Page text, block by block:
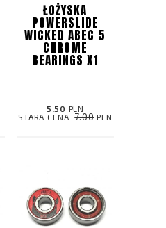
ŁOŻYSKA
POWERSLIDE
WICKED ABEC 5
CHROME
BEARINGS X1
5.50 PLN
STARA CENA:7.00PLN